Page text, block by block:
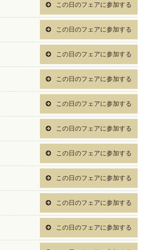
この日のフェアに参加する
この日のフェアに参加する
この日のフェアに参加する
この日のフェアに参加する
この日のフェアに参加する
この日のフェアに参加する
この日のフェアに参加する
この日のフェアに参加する
この日のフェアに参加する
この日のフェアに参加する